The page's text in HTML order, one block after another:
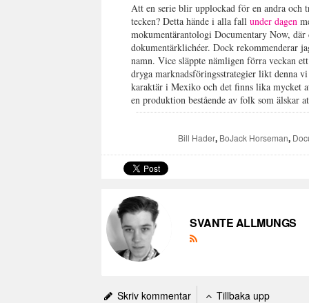
Att en serie blir upplockad för en andra och
tecken? Detta hände i alla fallunder dagen
mokumentärantologi Documentary Now,
dokumentärklichéer. Dock rekommenderar
namn. Vice släppte nämligen förra veckan
dryga marknadsföringsstrategier likt denna
karaktär i Mexiko och det finns lika mycket
en produktion bestående av folk som
Bill Hader, BoJack Horseman,
SVANTE ALLMUNGS
Skriv kommentar Tillbaka upp